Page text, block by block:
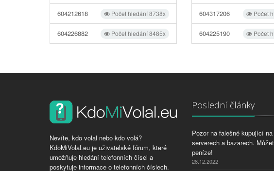
Počet hledání 8738x
604212618
Počet hledání 8485x
604226882
Počet
604317206
Počet
604225190
Nevíte, kdo volal nebo kdo volá?
KdoMiVolal.eu je uživatelské fórum, které
umožňuje hledání telefonních čísel a
poskytuje informace o telefonních číslech.
Poslední články
Pozor na falešné kupující
serverech a bazarech.
peníze!
28.12.2022